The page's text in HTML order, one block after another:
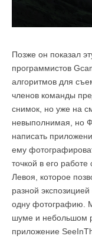
Позже он показал
программистов
алгоритмов для
членов команды
снимок, но уже на
невыполнимая, но
написать
ему
точкой в его
Левоя, которое
разной
одну фотографию.
шуме и небольшом
приложение